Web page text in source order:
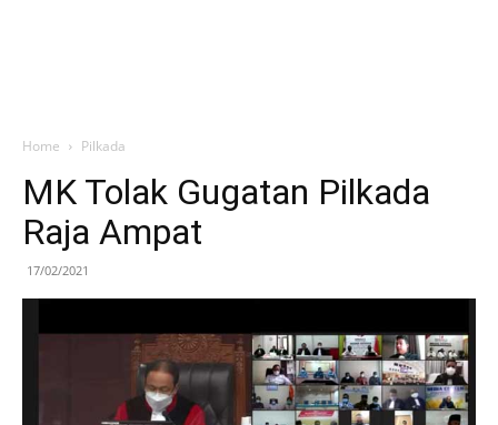
Home Pilkada
MK Tolak Gugatan Pilkada
Raja Ampat
17/02/2021